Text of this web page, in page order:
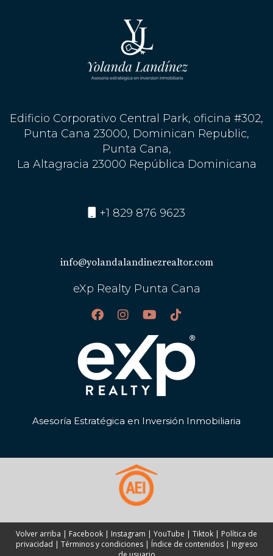
Edificio Corporativo Central Park, oficina #302,
Punta Cana 23000, Dominican Republic,
Punta Cana,
La Altagracia 23000 República Dominicana
+1 829 876 9623
info@yolandalandinezrealtor.com
eXp Realty Punta Cana
Asesoría Estratégica en Inversión Inmobiliaria
Volver arriba | Facebook | Instagram | YouTube | Tiktok | Política de
privacidad | Términos y condiciones| Índice de contenidos| Ingreso